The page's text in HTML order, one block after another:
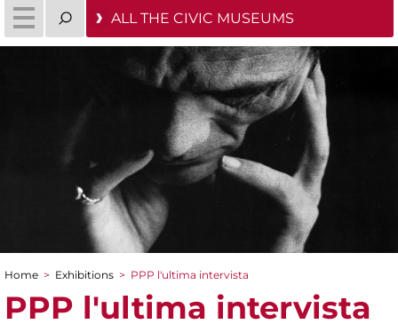
ALL THE CIVIC MUSEUMS
You are here
Home > Exhibitions > PPP l'ultima intervista
PPP l'ultima intervista